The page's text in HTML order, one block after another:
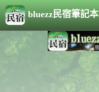
bluezz民宿筆記本